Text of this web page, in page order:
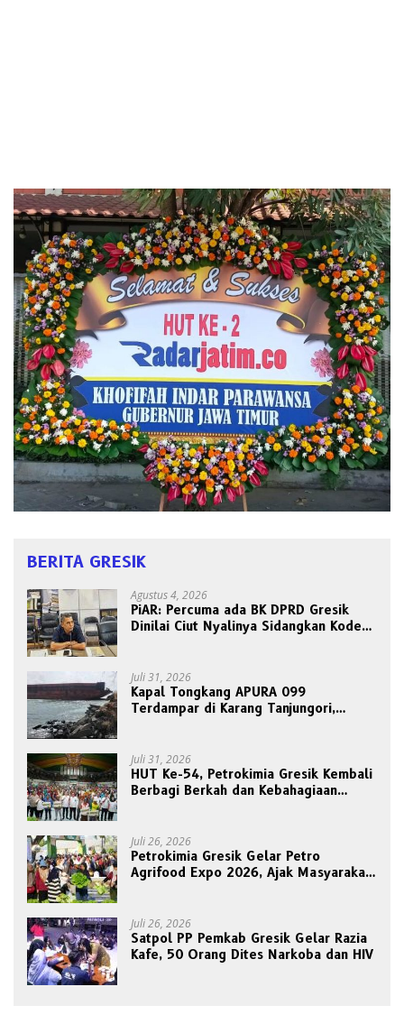
BERITA GRESIK
Agustus 4, 2026
PiAR: Percuma ada BK DPRD Gresik
Dinilai Ciut Nyalinya Sidangkan Kode
Juli 31, 2026
Kapal Tongkang APURA 099
Terdampar di Karang Tanjungori,
Juli 31, 2026
HUT Ke-54, Petrokimia Gresik Kembali
Berbagi Berkah dan Kebahagiaan
Juli 26, 2026
Petrokimia Gresik Gelar Petro
Agrifood Expo 2026, Ajak Masyarakat
Juli 26, 2026
Satpol PP Pemkab Gresik Gelar Razia
Kafe, 50 Orang Dites Narkoba dan HIV